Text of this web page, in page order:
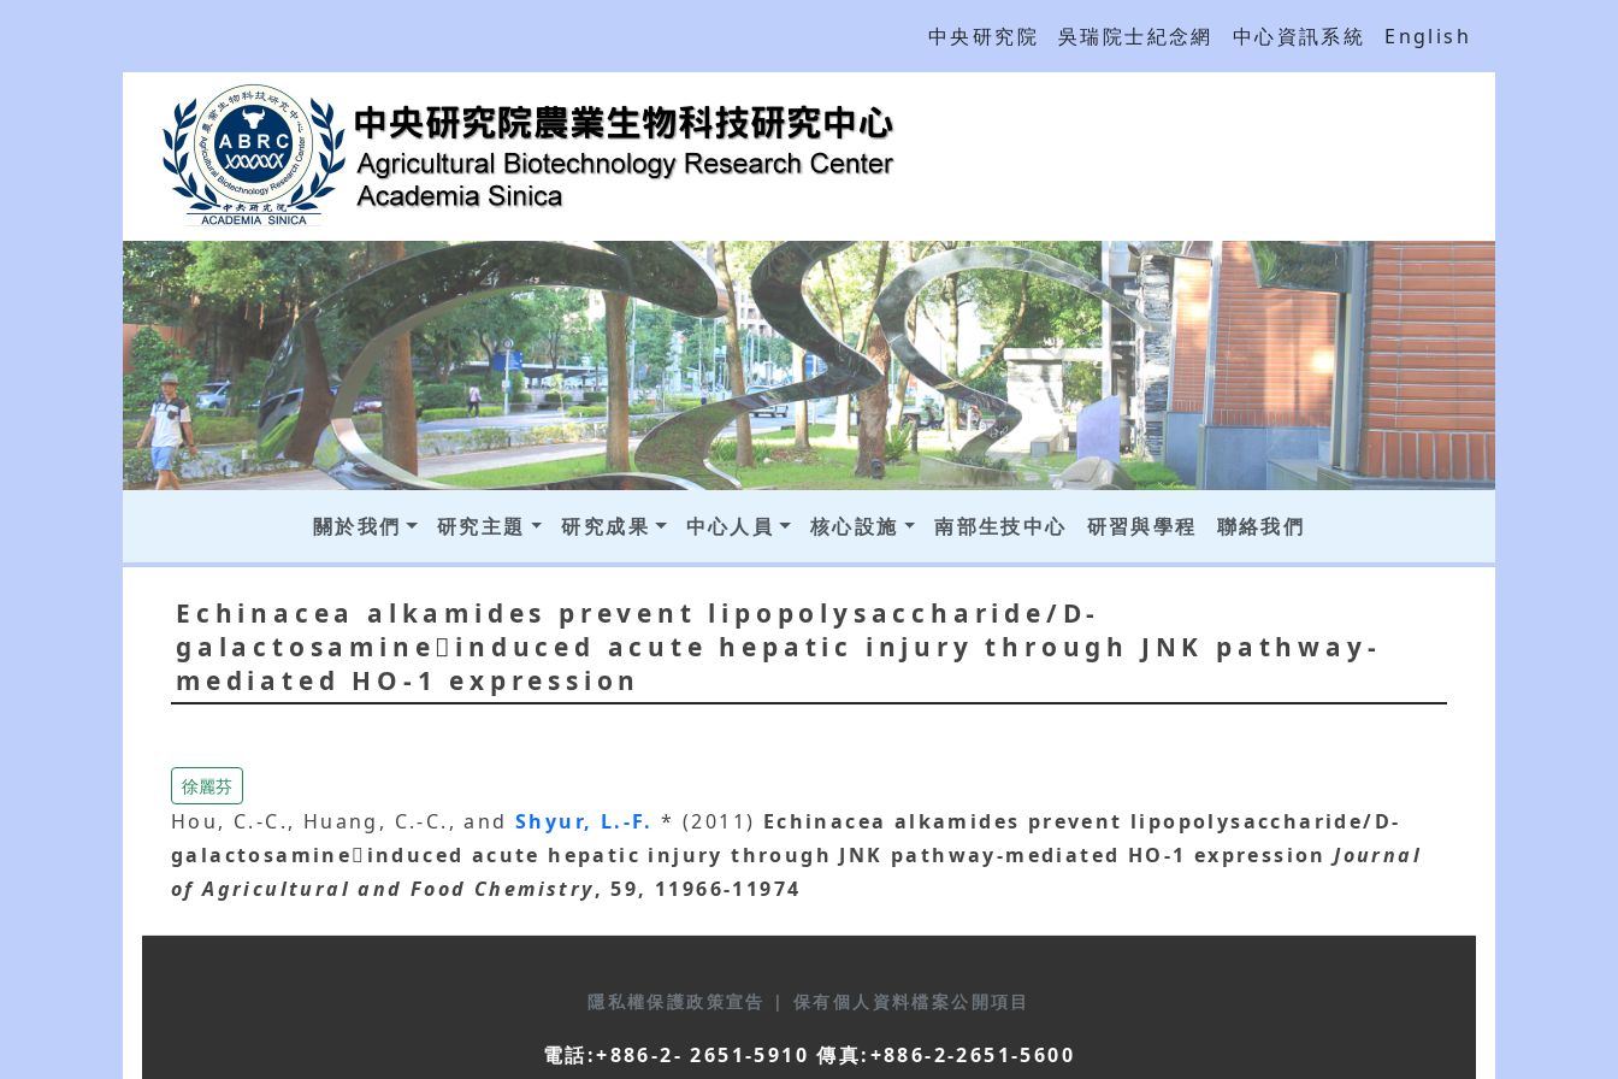
中央研究院 吳瑞院士紀念網 中心資訊系統 English
關於我們 研究主題 研究成果 中心人員 核心設施 南部生技中心 研習與學程 聯絡我們
Echinacea alkamides prevent lipopolysaccharide/D-
galactosamineinduced acute hepatic injury through JNK pathway-
mediated HO-1 expression
徐麗芬
Hou, C.-C., Huang, C.-C., andShyur, L.-F.* (2011) Echinacea alkamides prevent lipopolysaccharide/D-
galactosamineinduced acute hepatic injury through JNK pathway-mediated HO-1 expression Journal
of Agricultural and Food Chemistry, 59, 11966-11974
隱私權保護政策宣告 | 保有個人資料檔案公開項目
電話:+886-2- 2651-5910 傳真:+886-2-2651-5600